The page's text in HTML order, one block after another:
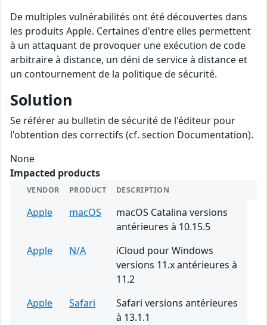
De multiples vulnérabilités ont été découvertes dans
les produits Apple. Certaines d'entre elles permettent
à un attaquant de provoquer une exécution de code
arbitraire à distance, un déni de service à distance et
un contournement de la politique de sécurité.
Solution
Se référer au bulletin de sécurité de l'éditeur pour
l'obtention des correctifs (cf. section Documentation).
None
Impacted products
VENDOR PRODUCT DESCRIPTION
Apple macOS
macOS Catalina versions
antérieures à 10.15.5
Apple
N/A
iCloud pour Windows
versions 11.x antérieures à
11.2
Apple
Safari
Safari versions antérieures
à 13.1.1